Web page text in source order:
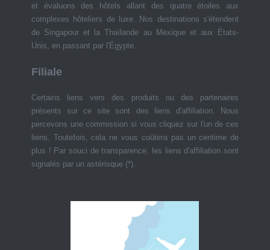
et évaluons des hôtels allant des quatre étoiles aux
complexes hôteliers de luxe. Nos destinations s'étendent
de Singapour et la Thaïlande au Mexique et aux États-
Unis, en passant par l'Égypte.
Filiale
Certains liens vers des produits ou des partenaires
présents sur ce site sont des liens d'affiliation. Nous
percevons une commission si vous cliquez sur l'un de ces
liens. Toutefois, cela ne vous coûtera pas un centime de
plus ! Par souci de transparence, les liens d'affiliation sont
signalés par un astérisque (*).